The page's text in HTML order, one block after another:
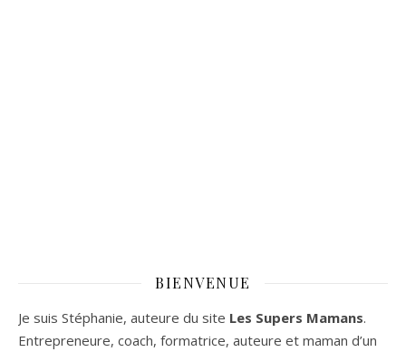
BIENVENUE
Je suis Stéphanie, auteure du site Les Supers Mamans.
Entrepreneure, coach, formatrice, auteure et maman d’un